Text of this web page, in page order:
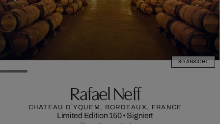
3D ANSICHT
Rafael Neff
CHATEAU D`YQUEM, BORDEAUX, FRANCE
Limited Edition 150• Signiert